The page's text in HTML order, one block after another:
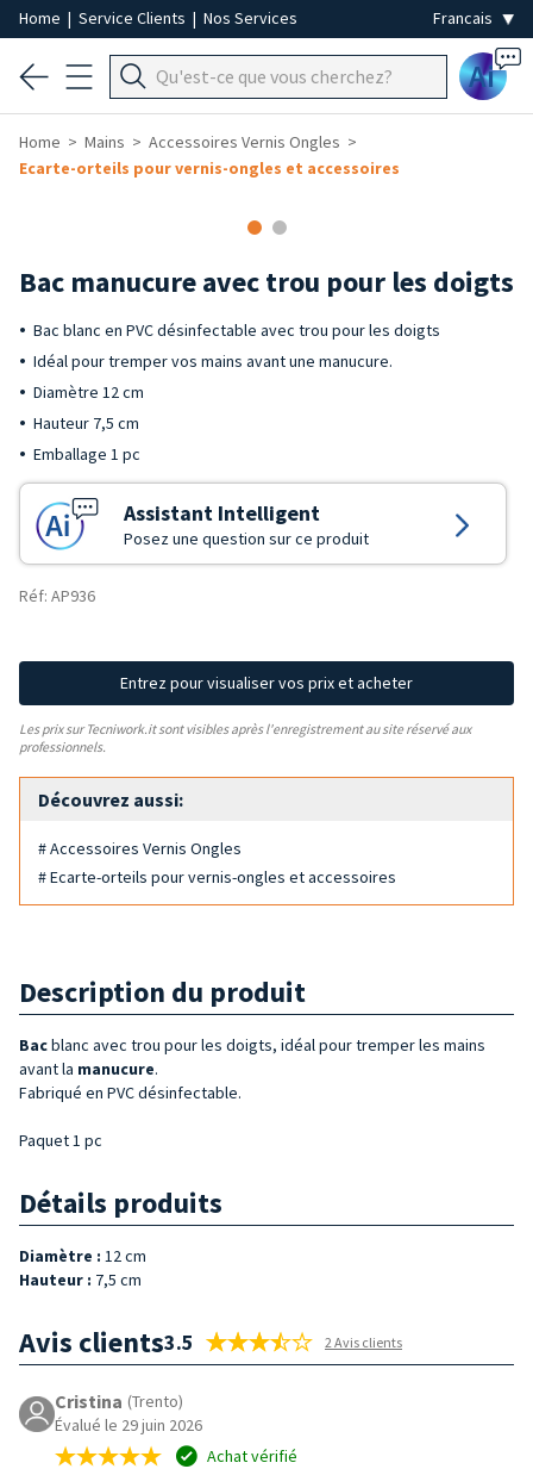
Home | Service Clients | Nos Services
Ai
Home Mains
Accessoires Vernis Ongles
Ecarte-orteils pour vernis-ongles et accessoires
Bac manucure avec trou pour les doigts
Bac blanc en PVC désinfectable avec trou pour les doigts
Idéal pour tremper vos mains avant une manucure.
Diamètre 12 cm
Hauteur 7,5 cm
Emballage 1 pc
Assistant Intelligent
Posez une question sur ce produit
Réf: AP936
Entrez pour visualiser vos prix et acheter
Les prix sur Tecniwork.it sont visibles après l'enregistrement au site réservé aux
professionnels.
Découvrez aussi:
# Accessoires Vernis Ongles
# Ecarte-orteils pour vernis-ongles et accessoires
Description du produit
Bacblanc avec trou pour les doigts, idéal pour tremper les mains
avant la manucure.
Fabriqué en PVC désinfectable.
Paquet 1 pc
Détails produits
Diamètre : 12 cm
Hauteur : 7,5 cm
Avis clients3.5 2 Avis clients
Cristina (Trento)
Évalué le 29 juin 2026
Achat vérifié